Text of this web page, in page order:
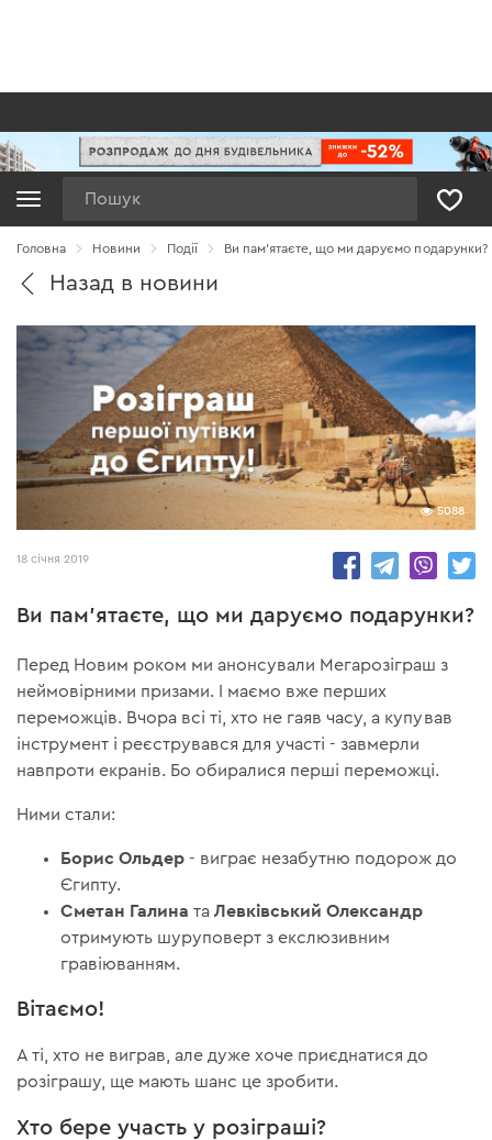
Головна Новини Події Ви пам’ятаєте, що ми даруємо подарунки?
Назад в новини
5088
18 січня 2019
Ви пам’ятаєте, що ми даруємо подарунки?
Перед Новим роком ми анонсували Мегарозіграш з
неймовірними призами. І маємо вже перших
переможців. Вчора всі ті, хто не гаяв часу, а купував
інструмент і реєструвався для участі - завмерли
навпроти екранів. Бо обиралися перші переможці.
Ними стали:
Борис Ольдер - виграє незабутню подорож до
Єгипту.
Сметан Галина таЛевківський Олександр
отримують шуруповерт з екслюзивним
гравіюванням.
Вітаємо!
А ті, хто не виграв, але дуже хоче приєднатися до
розіграшу, ще мають шанс це зробити.
Хто бере участь у розіграші?